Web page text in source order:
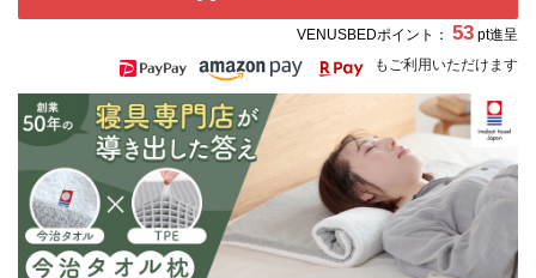
VENUSBEDポイント： 53 pt進呈
もご利用いただけます